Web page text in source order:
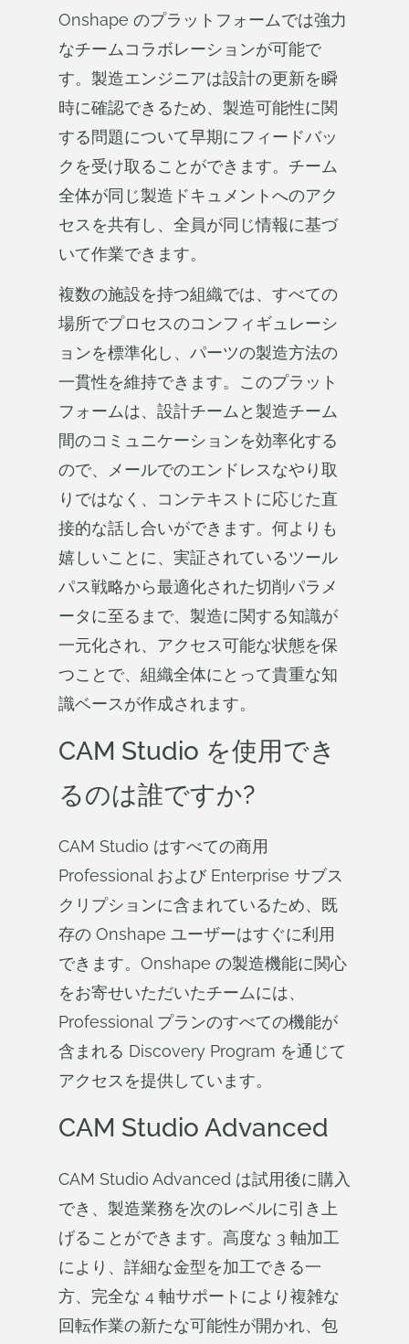
Onshape のプラットフォームでは強力
なチームコラボレーションが可能で
す。製造エンジニアは設計の更新を瞬
時に確認できるため、製造可能性に関
する問題について早期にフィードバッ
クを受け取ることができます。チーム
全体が同じ製造ドキュメントへのアク
セスを共有し、全員が同じ情報に基づ
いて作業できます。
複数の施設を持つ組織では、すべての
場所でプロセスのコンフィギュレーシ
ョンを標準化し、パーツの製造方法の
一貫性を維持できます。このプラット
フォームは、設計チームと製造チーム
間のコミュニケーションを効率化する
ので、メールでのエンドレスなやり取
りではなく、コンテキストに応じた直
接的な話し合いができます。何よりも
嬉しいことに、実証されているツール
パス戦略から最適化された切削パラメ
ータに至るまで、製造に関する知識が
一元化され、アクセス可能な状態を保
つことで、組織全体にとって貴重な知
識ベースが作成されます。
CAM Studio を使用でき
るのは誰ですか?
CAM Studio はすべての商用
Professional および Enterprise サブス
クリプションに含まれているため、既
存の Onshape ユーザーはすぐに利用
できます。Onshape の製造機能に関心
をお寄せいただいたチームには、
Professional プランのすべての機能が
含まれる Discovery Program を通じて
アクセスを提供しています。
CAM Studio Advanced
CAM Studio Advanced は試用後に購入
でき、製造業務を次のレベルに引き上
げることができます。高度な 3 軸加工
により、詳細な金型を加工できる一
方、完全な 4 軸サポートにより複雑な
回転作業の新たな可能性が開かれ、包